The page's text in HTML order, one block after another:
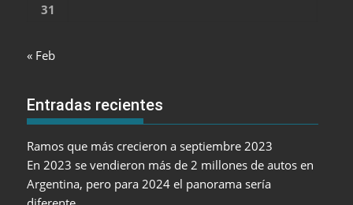
31
« Feb
Entradas recientes
Ramos que más crecieron a septiembre 2023
En 2023 se vendieron más de 2 millones de autos en
Argentina, pero para 2024 el panorama sería